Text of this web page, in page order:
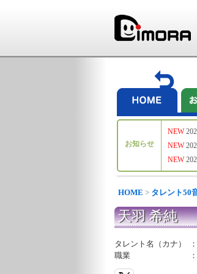
お知らせ
NEW
NEW
NEW
HOME > タレント50
天羽 希純
タレント名（カナ） ：
職業
：